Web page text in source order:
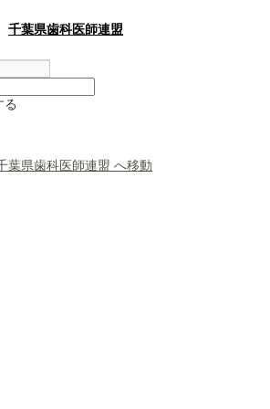
千葉県歯科医師連盟
る
葉県歯科医師連盟 へ移動